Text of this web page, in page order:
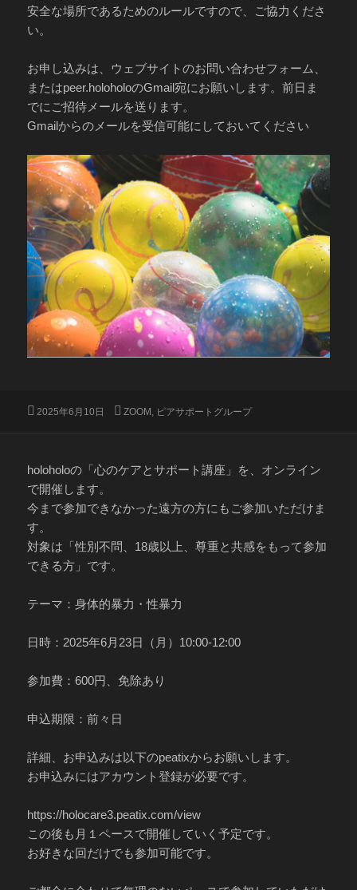
安全な場所であるためのルールですので、ご協力くださ
い。
お申し込みは、ウェブサイトのお問い合わせフォーム、
またはpeer.holoholoのGmail宛にお願いします。前日ま
でにご招待メールを送ります。
Gmailからのメールを受信可能にしておいてください
投
2025年6月10日
カ
ー
ZOOM ピアサポートグループ
holoholoの「心のケアとサポート講座」を、オンライン
で開催します。
今まで参加できなかった遠方の方にもご参加いただけま
す。
対象は「性別不問、18歳以上、尊重と共感をもって参加
できる方」です。
テーマ：身体的暴力・性暴力
日時：2025年6月23日（月）10:00-12:00
参加費：600円、免除あり
申込期限：前々日
詳細、お申込みは以下のpeatixからお願いします。
お申込みにはアカウント登録が必要です。
https://holocare3.peatix.com/view
この後も月１ペースで開催していく予定です。
お好きな回だけでも参加可能です。